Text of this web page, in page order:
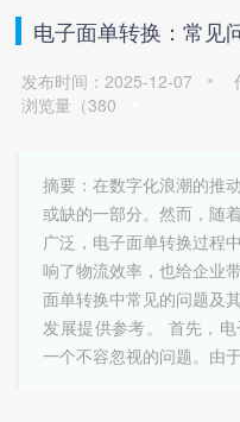
电子面单转换：常见
发布时间：2025-12-07
浏览量（380
摘要：在数字化浪潮的推
或缺的一部分。然而，随
广泛，电子面单转换过程
响了物流效率，也给企业
面单转换中常见的问题及
发展提供参考。 首先，
一个不容忽视的问题。由